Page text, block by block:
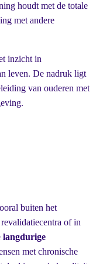
houdt met de totale
met andere
inzicht in
leven. De nadruk ligt
van ouderen met
buiten het
of in
langdurige
met chronische